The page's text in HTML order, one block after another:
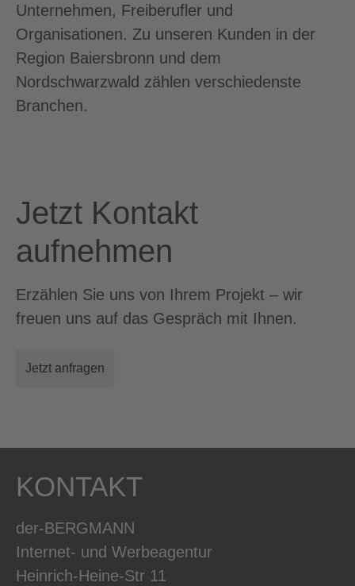
Unternehmen, Freiberufler und
Organisationen. Zu unseren Kunden in der
Region Baiersbronn und dem
Nordschwarzwald zählen verschiedenste
Branchen.
Jetzt Kontakt
aufnehmen
Erzählen Sie uns von Ihrem Projekt – wir
freuen uns auf das Gespräch mit Ihnen.
Jetzt anfragen
KONTAKT
der-BERGMANN
Internet- und Werbeagentur
Heinrich-Heine-Str 11